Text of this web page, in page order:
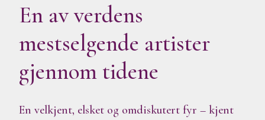
En av verdens
mestselgende artister
gjennom tidene
En velkjent, elsket og omdiskutert fyr – kjent